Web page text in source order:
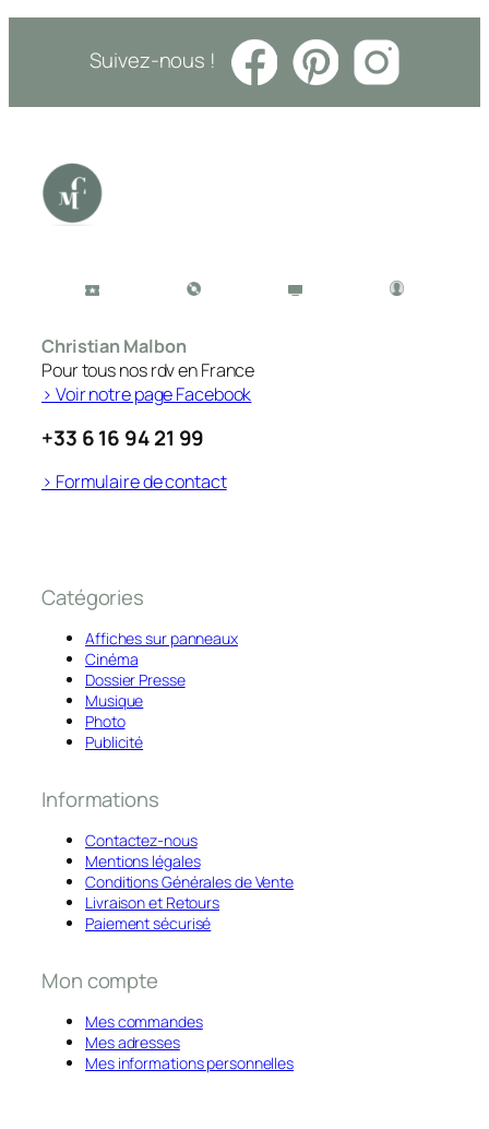
Suivez-nous !
Christian Malbon
Pour tous nos rdv en France
> Voir notre page Facebook
+33 6 16 94 21 99
> Formulaire de contact
Catégories
Affiches sur panneaux
Cinéma
Dossier Presse
Musique
Photo
Publicité
Informations
Contactez-nous
Mentions légales
Conditions Générales de Vente
Livraison et Retours
Paiement sécurisé
Mon compte
Mes commandes
Mes adresses
Mes informations personnelles